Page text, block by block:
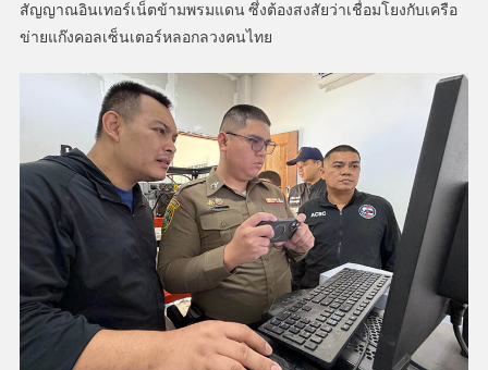
สัญญาณอินเทอร์เน็ตข้ามพรมแดน ซึ่งต้องสงสัยว่าเชื่อมโยงกับเครือ
ข่ายแก๊งคอลเซ็นเตอร์หลอกลวงคนไทย